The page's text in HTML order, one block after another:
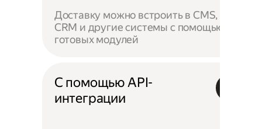
Доставку можно встроить в CMS,
CRM и другие системы с помощью
готовых модулей
С помощью API-
интеграции